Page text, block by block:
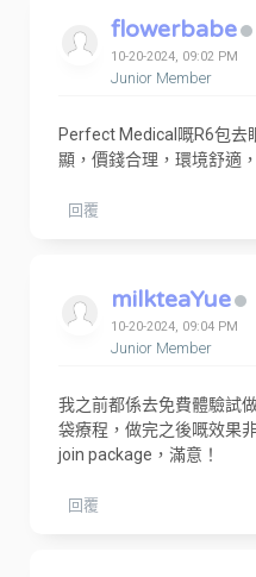
flowerbabe
10-20-2024, 09:02 PM
Junior Member
Perfect Medical嘅R6包去
顯，價錢合理，環境舒適
回覆
milkteaYue
10-20-2024, 09:04 PM
Junior Member
我之前都係去免費體驗試
袋療程，做完之後嘅效果
join package，滿意！
回覆